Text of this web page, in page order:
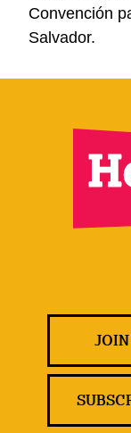
Convención
Salvador.